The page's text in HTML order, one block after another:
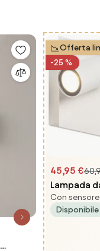
Offerta
-25 %
45,95 €
Lampada
con LED 2
Simon
Con
Disponibile